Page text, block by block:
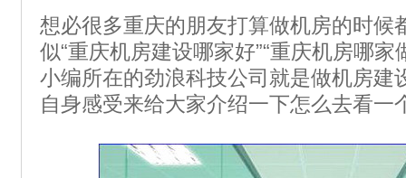
想必很多重庆的朋友打算做机房的时候
似“重庆机房建设哪家好”“重庆机房哪家
小编所在的劲浪科技公司就是做机房建
自身感受来给大家介绍一下怎么去看一